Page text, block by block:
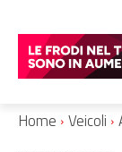
Home Veicoli